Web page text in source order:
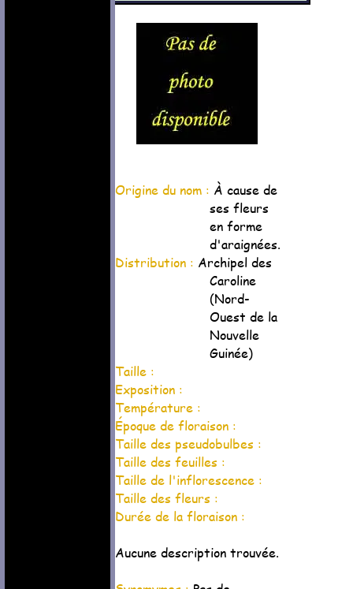
Origine du nom : À cause de
ses fleurs
en forme
d'araignées.
Distribution : Archipel des
Caroline
(Nord-
Ouest de la
Nouvelle
Guinée)
Taille :
Exposition :
Température :
Époque de floraison :
Taille des pseudobulbes :
Taille des feuilles :
Taille de l'inflorescence :
Taille des fleurs :
Durée de la floraison :
Aucune description trouvée.